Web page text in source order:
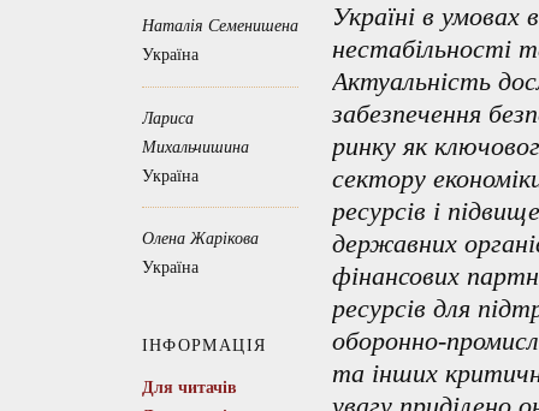
Наталія Семенишена
Україна
Лариса
Михальчишина
Україна
Олена Жарікова
Україна
ІНФОРМАЦІЯ
Для читачів
Україні в умовах
нестабільності
Актуальність
забезпечення
ринку як
сектору
ресурсів і
державних
фінансових
ресурсів для
оборонно-
та інших